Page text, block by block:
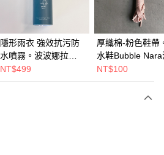
之後才付款」的支付方式。 讓您購物簡單
綁卡、不需儲值。
認證，即可結帳。
隱形雨衣 強效抗污防
水噴霧。波波娜拉
Bubble Nara
NT$499
厚織棉-粉色鞋帶
水鞋Bubble Nara
娜拉
NT$100